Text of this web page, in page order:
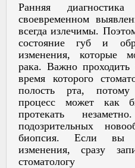
Ранняя
своевременном
всегда излечимы.
состояние губ и
изменения, которые
рака. Важно
время которого
полость рта, потому
процесс может как
протекать
подозрительных
биопсия. Если вы
изменения, сразу
стоматологу